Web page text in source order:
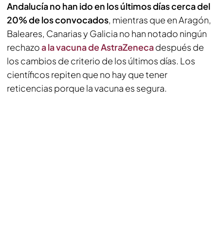
Andalucía no han ido en los últimos días cerca del
20% de los convocados, mientras que en Aragón,
Baleares, Canarias y Galicia no han notado ningún
rechazoa la vacuna de AstraZenecadespués de
los cambios de criterio de los últimos días. Los
científicos repiten que no hay que tener
reticencias porque la vacuna es segura.